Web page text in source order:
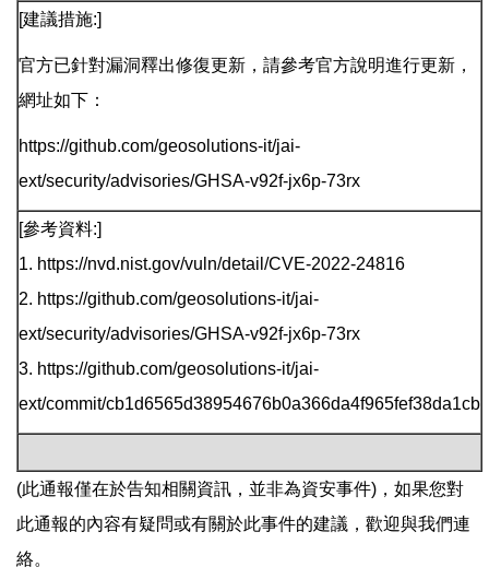
[建議措施:]
官方已針對漏洞釋出修復更新，請參考官方說明進行更新，
網址如下：
https://github.com/geosolutions-it/jai-
ext/security/advisories/GHSA-v92f-jx6p-73rx
[參考資料:]
1. https://nvd.nist.gov/vuln/detail/CVE-2022-24816
2. https://github.com/geosolutions-it/jai-
ext/security/advisories/GHSA-v92f-jx6p-73rx
3. https://github.com/geosolutions-it/jai-
ext/commit/cb1d6565d38954676b0a366da4f965fef38da1cb
(此通報僅在於告知相關資訊，並非為資安事件)，如果您對
此通報的內容有疑問或有關於此事件的建議，歡迎與我們連
絡。